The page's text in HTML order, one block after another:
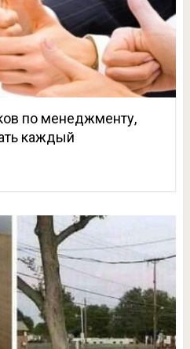
по менеджменту,
каждый